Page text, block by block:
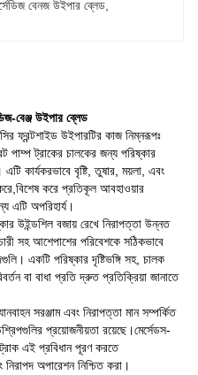
বেনজ উইপার ব্লেড
বেঞ্জ উইপার ব্লেড
ফ্রন্টশাইড উইপারটির কাজ নিম্নরূপঃ
পাম্প ট্রাকের চালকের জন্য পরিষ্কার
কার্যকরভাবে বৃষ্টি, তুষার, ময়লা, এবং
করে প্রতিকূল আবহাওয়ার
এটি অপরিহার্য।
উইন্ডশিল বজায় রেখে নিরাপত্তা উন্নত
সহ আশেপাশের পরিবেশকে সঠিকভাবে
একটি পরিষ্কার দৃষ্টিভঙ্গি সহ, চালক
বা বাধা প্রতি দ্রুত প্রতিক্রিয়া জানাতে
সরঞ্জাম এবং নিরাপত্তা মান সম্পর্কিত
প্রয়োজনীয়তা রয়েছে।মের্সেডস-
এই প্রবিধান পূরণ করতে
অপারেশন নিশ্চিত করা।